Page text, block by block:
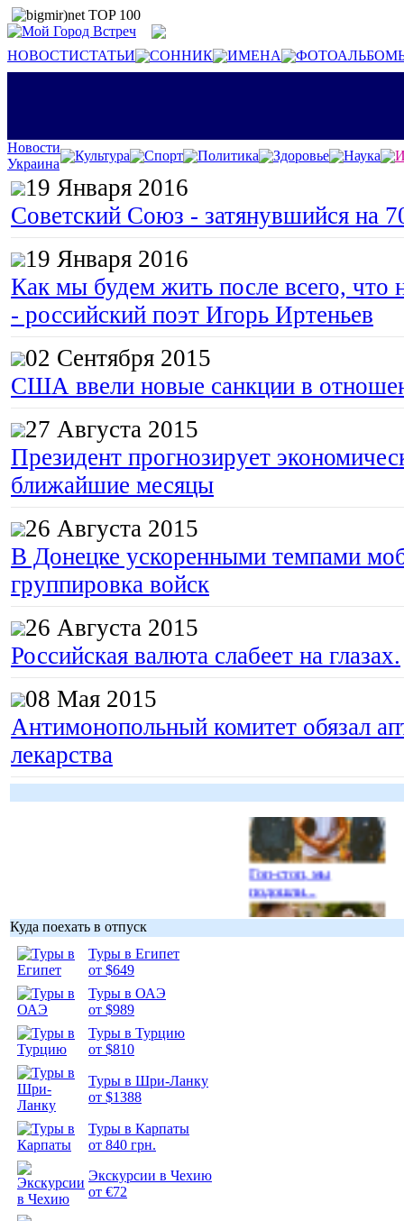
НОВОСТИСТАТЬИ СОННИК ИМЕНА
Новости
Украина
Культура Спорт Политика Здоровье Наука
19 Января 2016
Советский Союз - затянувшийся на
19 Января 2016
Как мы будем жить после всего, что
- российский поэт Игорь Иртеньев
02 Сентября 2015
США ввели новые санкции в
27 Августа 2015
Президент прогнозирует
ближайшие месяцы
26 Августа 2015
В Донецке ускоренными темпами
группировка войск
26 Августа 2015
Российская валюта слабеет на глазах.
08 Мая 2015
Антимонопольный комитет обязал
лекарства
Гоп-стоп, мы
подошли...
Куда поехать в отпуск
Туры в Египет
от $649
Туры в ОАЭ
от $989
Туры в Турцию
от $810
Туры в Шри-Ланку
от $1388
Туры в Карпаты
от 840 грн.
Экскурсии в Чехию
от €72